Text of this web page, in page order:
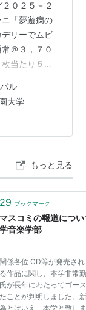
０２５－２
「夢遊病の
リーでムビ
＠３，７０
当たり５０
ら今日で３
日、左派的
ついて、事
うニュースを
ル
大学
もっと見る
29 ブックマーク
マスコミの報道につ
学音楽学部
関係各位 CD等が発売さ
る作品に関し、本学非常
氏が長年にわたってゴー
たことが判明しました。
為とはいえ、本学と致し